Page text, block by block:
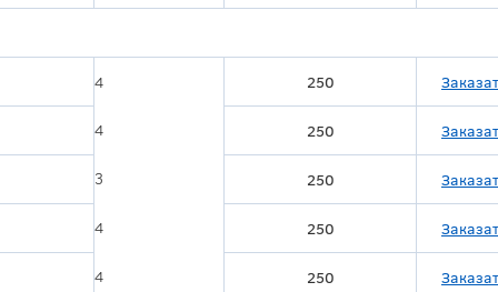
4 250
4 250
3 250
4 250
4 250